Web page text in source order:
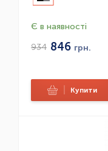
Є в наявності
934 846 грн.
Купити